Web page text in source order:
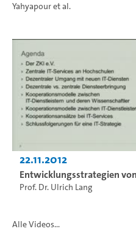
Yahyapouret al.
22.11.2012
Entwicklungsstrategien
Prof. Dr. Ulrich Lang
Alle Videos...